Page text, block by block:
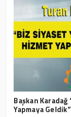
Başkan
Yapmaya Geldik”